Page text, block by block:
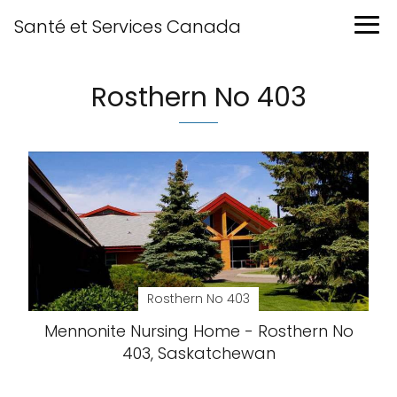
Santé et Services Canada
Rosthern No 403
Rosthern No 403
Mennonite Nursing Home - Rosthern No
403, Saskatchewan